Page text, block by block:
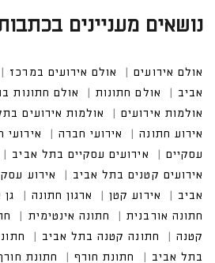
נושאים מעניינים
אולם אירועים אולם אירועים במרכז
אביב
אולם חתונות אולם חתונות
אולמות אירועים
אולמות אירועים
אירוע חתונה
אירועי חברה אירועי
עסקיים
אירועים עסקיים בתל אביב
אירועים קטנים בתל אביב
אירוע
אביב
אירוע קטן ארגון חתונה גן
חתונה אורבנית
חתונה אינטימית
קטנה
חתונה קטנה בתל אביב
בתל אביב
חתונת חורף חתונת